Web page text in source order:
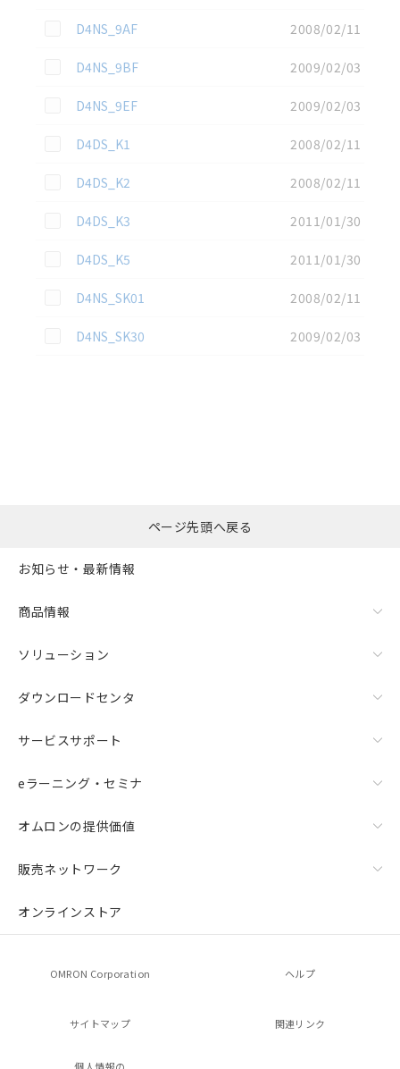
この資料を選択
D4NS_9AF
2008/02/11
この資料を選択
D4NS_9BF
2009/02/03
この資料を選択
D4NS_9EF
2009/02/03
この資料を選択
D4DS_K1
2008/02/11
この資料を選択
D4DS_K2
2008/02/11
この資料を選択
D4DS_K3
2011/01/30
この資料を選択
D4DS_K5
2011/01/30
この資料を選択
D4NS_SK01
2008/02/11
この資料を選択
D4NS_SK30 2009/02/03
括ダウンロード
ページ先頭へ戻る
お知らせ・最新情報
商品情報
ソリューション
ダウンロードセンタ
サービスサポート
eラーニング・セミナ
オムロンの提供価値
販売ネットワーク
オンラインストア
OMRON Corporation ヘルプ
サイトマップ 関連リンク
個人情報の